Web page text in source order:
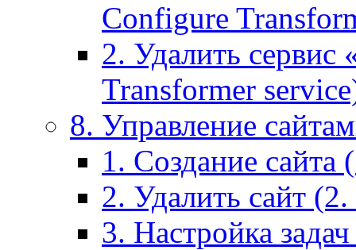
Configure
2. Удалить сервис
Transformer
8. Управление
1. Создание сайта
2. Удалить сайт
3. Настройка